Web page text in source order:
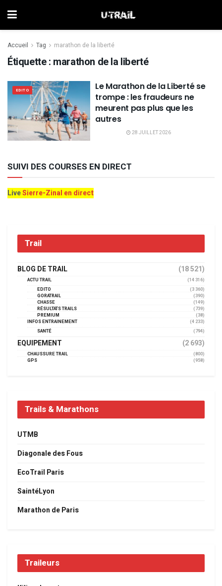
Accueil Tag marathon de la liberté
Étiquette : marathon de la liberté
EDITO
Le Marathon de la Liberté se
trompe : les fraudeurs ne
meurent pas plus que les
autres
28 JUILLET 2026
SUIVI DES COURSES EN DIRECT
LiveSierre-Zinal en direct
Trail
BLOG DE TRAIL (18 521)
ACTU TRAIL
(14 316)
EDITO
(3 360)
GORATRAIL
(390)
CHASSE
(149)
RÉSULTATS TRAILS
(739)
PREMIUM
(38)
INFOS ENTRAINEMENT
(4 233)
SANTÉ
(794)
EQUIPEMENT (2 693)
CHAUSSURE TRAIL
(800)
GPS
(958)
Trails & Marathons
UTMB
Diagonale des Fous
EcoTrail Paris
SaintéLyon
Marathon de Paris
Traileurs